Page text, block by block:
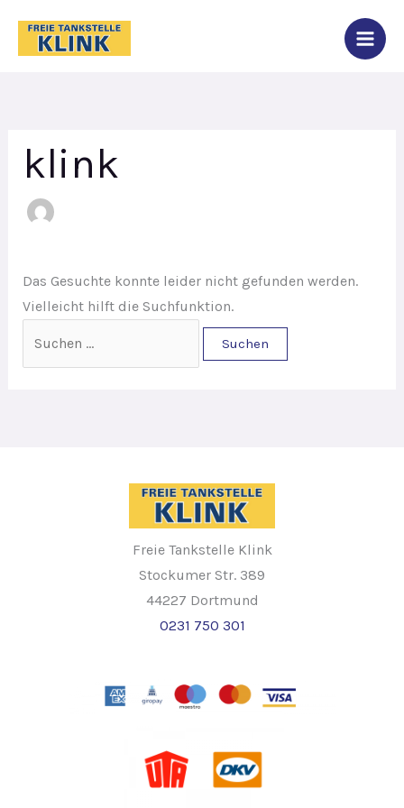
springen
Inhalt
springen
klink
Das Gesuchte konnte leider nicht gefunden werden.
Vielleicht hilft die Suchfunktion.
nach:
Freie Tankstelle Klink
Stockumer Str. 389
44227 Dortmund
0231 750 301